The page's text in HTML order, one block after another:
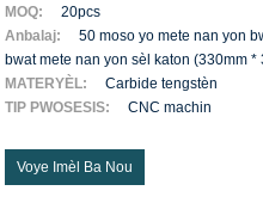
MOQ:
20pcs
Anbalaj:
50 moso yo mete nan yon
bwat mete nan yon sèl katon (330mm *
MATERYÈL:
Carbide tengstèn
TIP PWOSESIS:
CNC machin
Voye Imèl Ba Nou